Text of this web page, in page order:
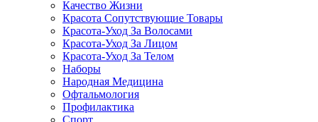
Качество Жизни
Красота Сопутствующие Товары
Красота-Уход За Волосами
Красота-Уход За Лицом
Красота-Уход За Телом
Наборы
Народная Медицина
Офтальмология
Профилактика
Спорт